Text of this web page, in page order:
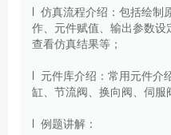
l 仿真流程介绍：包括绘制
作、元件赋值、输出参数设
查看仿真结果等；
l 元件库介绍：常用元件介
缸、节流阀、换向阀、伺服
l 例题讲解：